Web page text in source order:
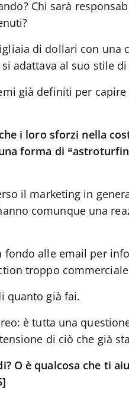
Chi sarà
di dollari con una
adattava al suo stile di
già definiti per
i loro sforzi nella
forma di
il marketing in
comunque una
fondo alle email per
troppo
quanto già fai.
è tutta una
di ciò che già
O è qualcosa che ti